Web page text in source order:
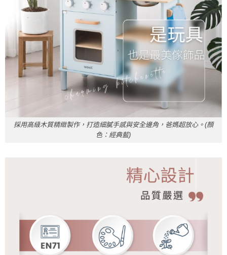
採用高級木質精緻製作，打造細膩手感與安全邊角，爸媽超放心。(顏
色：經典藍)